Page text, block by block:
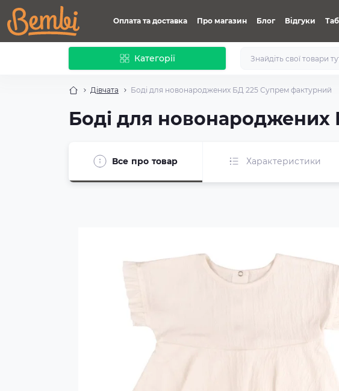
Оплата та доставка Про магазин Блог Відгуки
Категорії
Дівчата Боді для новонароджених БД 225 Супрем фактурний
Боді для
Все про товар Характеристики